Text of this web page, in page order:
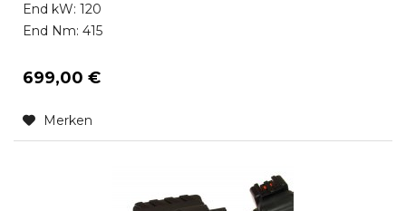
End kW: 120
End Nm: 415
699,00 €
Merken